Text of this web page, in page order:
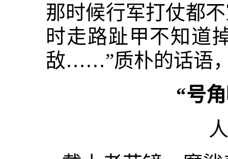
那时候行军打仗都
时走路趾甲不知道
敌……”质朴的话语
“号